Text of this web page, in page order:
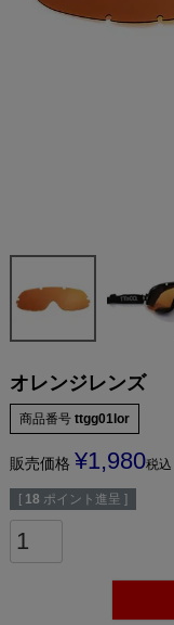
オレンジレンズ
商品番号 ttgg01lor
販売価格 ¥1,980税込
[ 18 ポイント進呈 ]